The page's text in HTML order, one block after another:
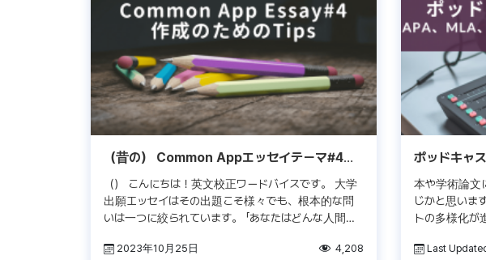
（昔の） Common Appエッセイテーマ#4の
作成Tips
（） こんにちは！英文校正ワードバイスです。 大学
出願エッセイはその出題こそ様々でも、根本的な問
いは一つに絞られています。 「あなたはどんな人間で
す。問題の解決に成 […]
2023年10月25日 4,208
ポッドキャ
カゴ、バン
本や学術論文
じかと思いま
トの多様化が
ッドキャスト
Last